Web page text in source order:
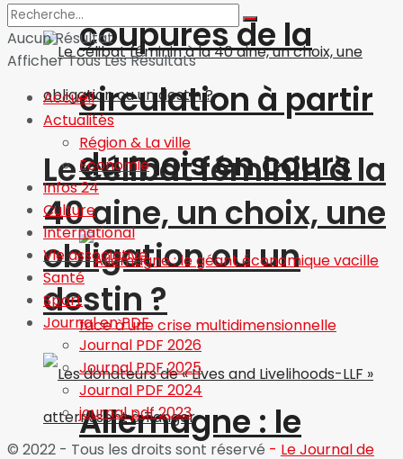
Le célibat féminin à la
40 aine, un choix, une
obligation ou un
destin ?
coupures de la
circulation à partir
du mois en cours
Allemagne : le
Aucun Résultat
Afficher Tous Les Résultats
Accueil
Actualités
Région & La ville
Economie
Infos 24
Culture
International
Vie associative
Santé
Sport
Journal en PDF
Journal PDF 2026
Journal PDF 2025
Journal PDF 2024
journal pdf 2023
© 2022 - Tous les droits sont réservé - Le Journal de